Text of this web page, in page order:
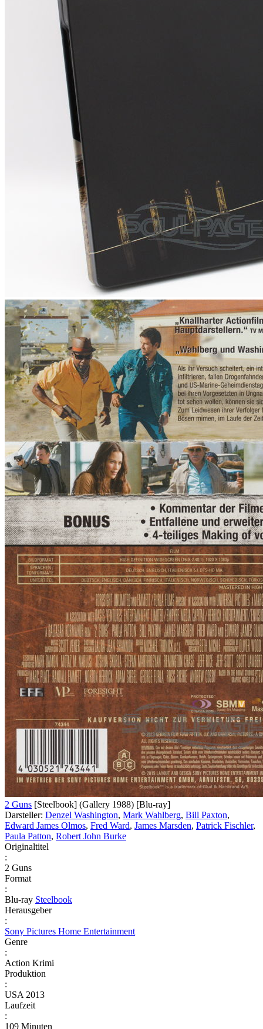
2 Guns [Steelbook] (Gallery 1988) [Blu-ray]
Darsteller: Denzel Washington, Mark Wahlberg, Bill Paxton,
Edward James Olmos, Fred Ward, James Marsden, Patrick Fischler,
Paula Patton, Robert John Burke
Originaltitel
:
2 Guns
Format
:
Blu-ray Steelbook
Herausgeber
:
Sony Pictures Home Entertainment
Genre
:
Action Krimi
Produktion
:
USA 2013
Laufzeit
:
109 Minuten